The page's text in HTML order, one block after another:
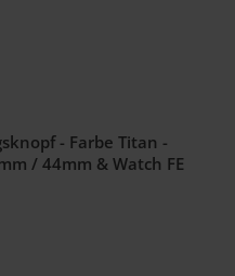
- Farbe Titan -
/ 44mm & Watch FE